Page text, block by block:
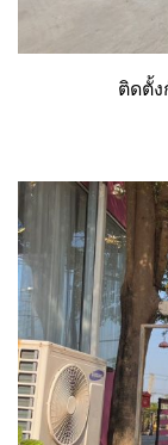
ติดตั้